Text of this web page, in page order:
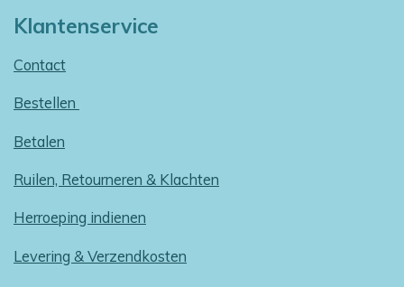
Klantenservice
Contact
Bestellen
Betalen
Ruilen, Retourneren & Klachten
Herroeping indienen
Levering & Verzendkosten